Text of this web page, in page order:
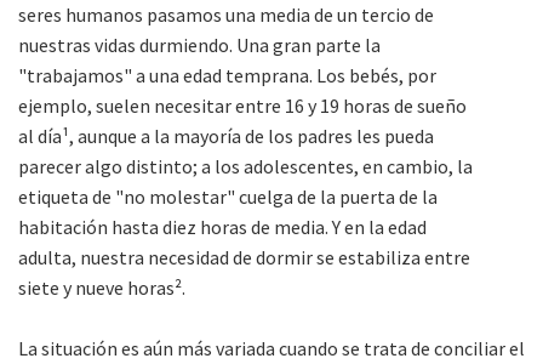
seres humanos pasamos una media de un tercio de
nuestras vidas durmiendo. Una gran parte la
"trabajamos" a una edad temprana. Los bebés, por
ejemplo, suelen necesitar entre 16 y 19 horas de sueño
al día¹, aunque a la mayoría de los padres les pueda
parecer algo distinto; a los adolescentes, en cambio, la
etiqueta de "no molestar" cuelga de la puerta de la
habitación hasta diez horas de media. Y en la edad
adulta, nuestra necesidad de dormir se estabiliza entre
siete y nueve horas².
La situación es aún más variada cuando se trata de conciliar el